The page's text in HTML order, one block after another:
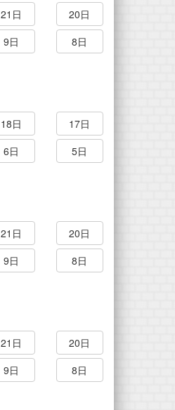
21日
20日
9日
8日
18日
17日
6日
5日
21日
20日
9日
8日
21日
20日
9日
8日